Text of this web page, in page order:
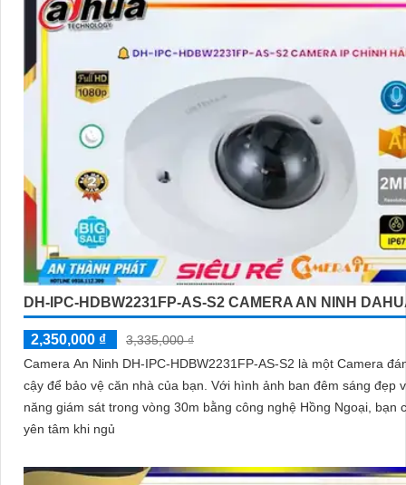
DH-IPC-HDBW2231FP-AS-S2 CAMERA AN NINH
2,350,000 ₫
3,335,000 ₫
Camera An Ninh DH-IPC-HDBW2231FP-AS-S2 là một Camera
cậy để bảo vệ căn nhà của bạn. Với hình ảnh ban đêm sáng đẹp và khả
năng giám sát trong vòng 30m bằng công nghệ Hồng Ngoại, bạn
yên tâm khi ngủ